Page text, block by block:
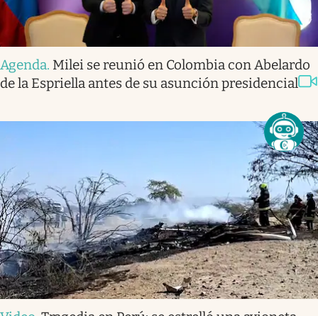
Agenda. Milei se reunió en Colombia con Abelardo
de la Espriella antes de su asunción presidencial